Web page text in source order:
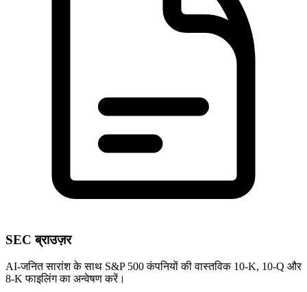
SEC ब्राउज़र
AI-जनित सारांश के साथ S&P 500 कंपनियों की वास्तविक 10-K, 10-Q और
8-K फाइलिंग का अन्वेषण करें।